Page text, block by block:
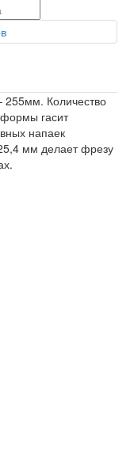
255мм. Количество
гасит
напаек
мм делает фрезу